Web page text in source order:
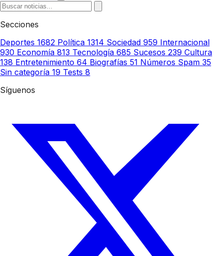
Secciones
Deportes 1682 Política 1314 Sociedad 959 Internacional
930 Economía 813 Tecnología 685 Sucesos 239 Cultura
138 Entretenimiento 64 Biografías 51 Números Spam 35
Sin categoría 19 Tests 8
Síguenos